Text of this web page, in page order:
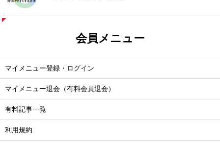
会員メニュー
マイメニュー登録・ログイン
マイメニュー退会（有料会員退会）
有料記事一覧
利用規約